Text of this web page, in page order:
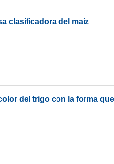
clasificadora del maíz
del trigo con la forma